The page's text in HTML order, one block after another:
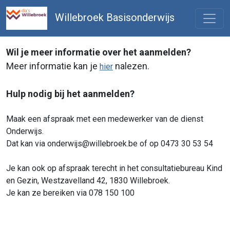
Willebroek Basisonderwijs
Wil je meer informatie over het aanmelden?
Meer informatie kan je hier nalezen.
Hulp nodig bij het aanmelden?
Maak een afspraak met een medewerker van de dienst
Onderwijs.
Dat kan via onderwijs@willebroek.be of op 0473 30 53 54
Je kan ook op afspraak terecht in het consultatiebureau Kind
en Gezin, Westzavelland 42, 1830 Willebroek.
Je kan ze bereiken via 078 150 100